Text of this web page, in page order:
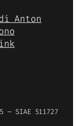
Anton
– SIAE 511727